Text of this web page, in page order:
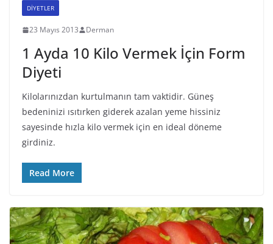
DİYETLER
23 Mayıs 2013 Derman
1 Ayda 10 Kilo Vermek İçin Form
Diyeti
Kilolarınızdan kurtulmanın tam vaktidir. Güneş
bedeninizi ısıtırken giderek azalan yeme hissiniz
sayesinde hızla kilo vermek için en ideal döneme
girdiniz.
Read More